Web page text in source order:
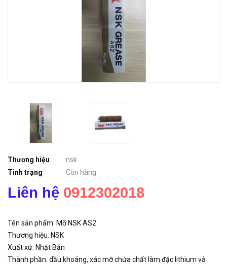
Thương hiệu
nsk
Tình trạng
Còn hàng
Liên hệ 0912302018
Tên sản phẩm: Mỡ NSK AS2
Thương hiệu: NSK
Xuất xứ: Nhật Bản
Thành phần: dầu khoáng, xác mỡ chứa chất làm đặc lithium và